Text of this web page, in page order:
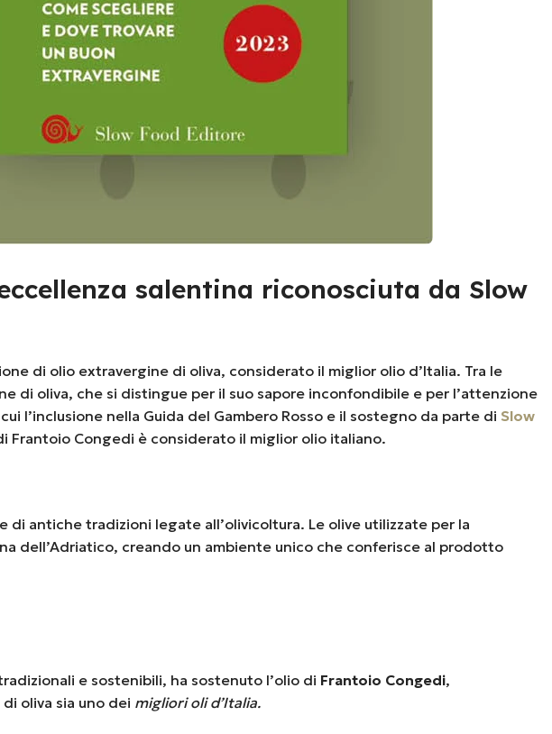
salentina riconosciuta da Slow
di olio extravergine di oliva, considerato il miglior olio d’Italia. Tra le
di oliva, che si distingue per il suo sapore inconfondibile e per l’attenzione
nella Guida del Gambero Rosso e il sostegno da parte di Slow
Frantoio Congedi è considerato il miglior olio italiano.
antiche tradizioni legate all’olivicoltura. Le olive utilizzate per la
dell’Adriatico, creando un ambiente unico che conferisce al prodotto
e sostenibili, ha sostenuto l’olio di Frantoio Congedi,
oliva sia uno dei migliori oli d’Italia.